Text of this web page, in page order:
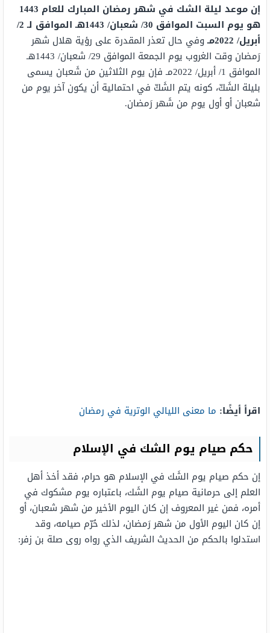
إن موعد ليلة الشك في شهر رمضان المبارك للعام 1443
هو يوم السبت الموافق 30/ شعبان/ 1443هـ الموافق لـ 2/
أبريل/ 2022مـ
وفي حال تعذر المقدرة على رؤية هلال شهر
رَمضان وقت الغروب يوم الجمعة الموافق 29/ شعبان/ 1443هـ
الموافق 1/ أبريل/ 2022مـ فإن يوم الثلاثين من شَعبان يسمى
بليلة الشَكّ، كونه يتم الشَكّ في احتمالية أن يكون آخر يوم من
شعبان أو أول يوم من شَهر رَمضان.
اقرأ أيضًا: ما معنى الليالي الوترية في رمضان
حكم صيام يوم الشك في الإسلام
إن حكم صيام يوم الشَك في الإسلام هو حرام، فقد أخذ أهل
العلم إلى حرمانية صيام يوم الشَك، باعتباره يوم مشكوك في
أمره، فمن غير المعروف إن كان اليوم الأخير من شهر شعبان، أو
إن كان اليوم الأول من شهر رَمضان، لذلك حُرّم صيامه، وقد
استدلوا بالحكم من الحديث الشريف الذي رواه روى صلة بن زفر: